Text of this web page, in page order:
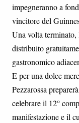
impegneranno a
vincitore del
Una volta terminato,
distribuito
gastronomico
E per una dolce
Pezzarossa
celebrare il 12°
manifestazione e il